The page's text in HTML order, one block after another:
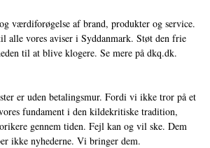
værdiforøgelse af brand, produkter og service.
alle vores aviser i Syddanmark. Støt den frie
til at blive klogere. Se mere på dkq.dk.
er uden betalingsmur. Fordi vi ikke tror på et
fundament i den kildekritiske tradition,
gennem tiden. Fejl kan og vil ske. Dem
ikke nyhederne. Vi bringer dem.